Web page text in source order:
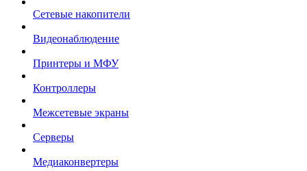
Сетевые накопители
Видеонаблюдение
Принтеры и МФУ
Контроллеры
Межсетевые экраны
Серверы
Медиаконвертеры